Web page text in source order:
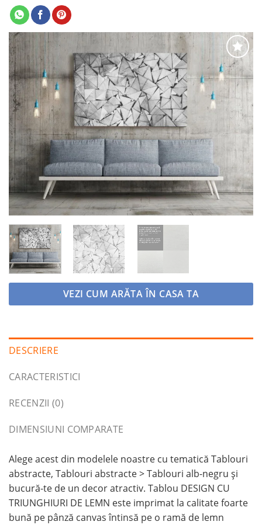
Adaugă
la
favorite
VEZI CUM ARĂTA ÎN CASA TA
DESCRIERE
CARACTERISTICI
RECENZII (0)
DIMENSIUNI COMPARATE
Alege acest din modelele noastre cu tematică Tablouri
abstracte, Tablouri abstracte > Tablouri alb-negru și
bucură-te de un decor atractiv. Tablou DESIGN CU
TRIUNGHIURI DE LEMN este imprimat la calitate foarte
bună pe pânză canvas întinsă pe o ramă de lemn